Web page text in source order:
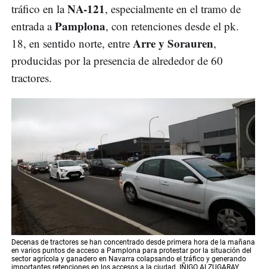
tráfico en laNA-121, especialmente en el tramo de
entrada aPamplona, con retenciones desde el pk.
18, en sentido norte, entre Arre y Sorauren,
producidas por la presencia de alrededor de 60
tractores.
Decenas de tractores se han concentrado desde primera hora de la mañana
en varios puntos de acceso a Pamplona para protestar por la situación del
sector agrícola y ganadero en Navarra colapsando el tráfico y generando